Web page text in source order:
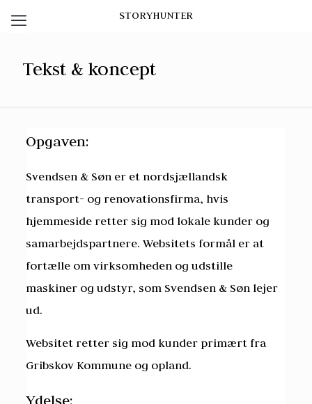
STORYHUNTER
Tekst & koncept
Opgaven:
Svendsen & Søn er et nordsjællandsk
transport- og renovationsfirma, hvis
hjemmeside retter sig mod lokale kunder og
samarbejdspartnere. Websitets formål er at
fortælle om virksomheden og udstille
maskiner og udstyr, som Svendsen & Søn lejer
ud.
Websitet retter sig mod kunder primært fra
Gribskov Kommune og opland.
Ydelse: